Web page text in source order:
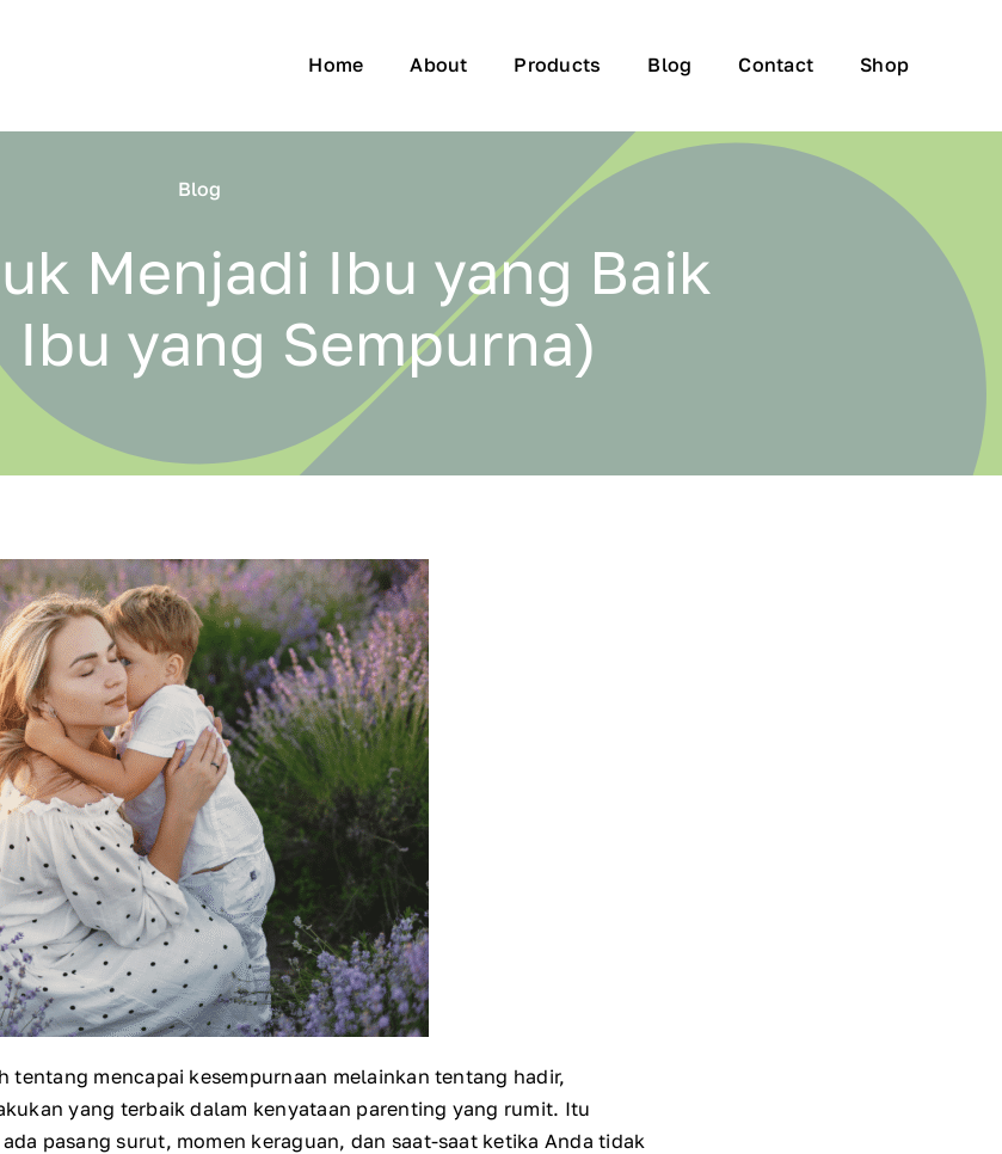
Home About Products Blog Contact Shop
Blog
Menjadi Ibu yang Baik
Ibu yang Sempurna)
tentang mencapai kesempurnaan melainkan tentang hadir,
yang terbaik dalam kenyataan parenting yang rumit. Itu
pasang surut, momen keraguan, dan saat-saat ketika Anda tidak